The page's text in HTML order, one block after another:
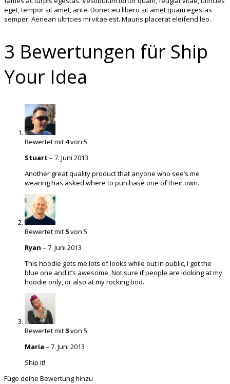
eget, tempor sit amet, ante. Donec eu libero sit amet quam egestas
semper. Aenean ultricies mi vitae est. Mauris placerat eleifend leo.
3 Bewertungen für Ship
Your Idea
Bewertet mit 4von 5
Stuart – 7. Juni 2013
Another great quality product that anyone who see’s me
wearing has asked where to purchase one of their own.
Bewertet mit 5von 5
Ryan – 7. Juni 2013
This hoodie gets me lots of looks while out in public, I got the
blue one and it’s awesome. Not sure if people are looking at my
hoodie only, or also at my rocking bod.
Bewertet mit3von 5
Maria – 7. Juni 2013
Ship it!
Füge deine Bewertung hinzu